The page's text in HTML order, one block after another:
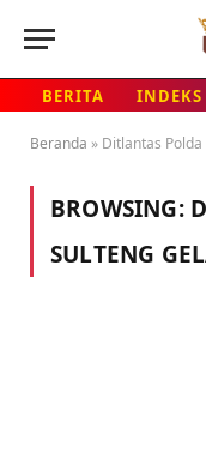
BERITA INDEKS
Beranda » Ditlantas
BROWSING:
SULTENG